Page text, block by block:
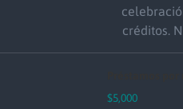
créditos.
$5,000